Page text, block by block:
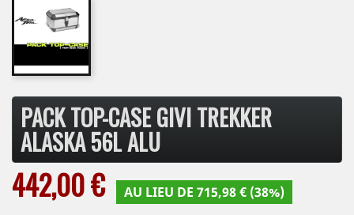
PACK TOP-CASE GIVI TREKKER
ALASKA 56L ALU
442,00 € AU LIEU DE 715,98 € (38%)